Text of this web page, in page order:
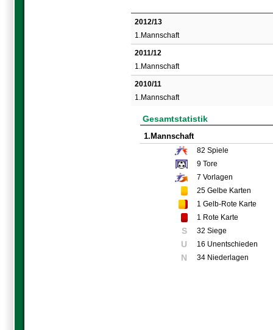
2012/13
1.Mannschaft
2011/12
1.Mannschaft
2010/11
1.Mannschaft
Gesamtstatistik
1.Mannschaft
82 Spiele
9 Tore
7 Vorlagen
25 Gelbe Karten
1 Gelb-Rote Karte
1 Rote Karte
S 32 Siege
U 16 Unentschieden
N 34 Niederlagen